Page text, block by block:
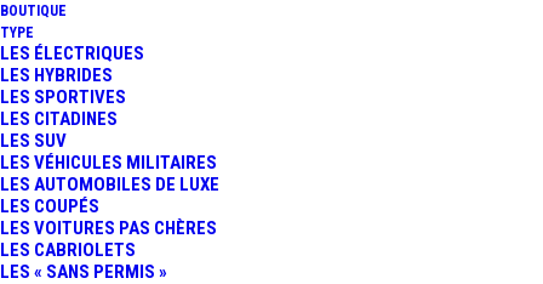
BOUTIQUE
TYPE
LES ÉLECTRIQUES
LES HYBRIDES
LES SPORTIVES
LES CITADINES
LES SUV
LES VÉHICULES MILITAIRES
LES AUTOMOBILES DE LUXE
LES COUPÉS
LES VOITURES PAS CHÈRES
LES CABRIOLETS
LES « SANS PERMIS »